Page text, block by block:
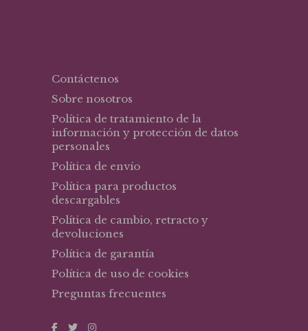
Contáctenos
Sobre nosotros
Política de tratamiento de la
información y protección de datos
personales
Política de envío
Política para productos
descargables
Política de cambio, retracto y
devoluciones
Política de garantía
Política de uso de cookies
Preguntas frecuentes